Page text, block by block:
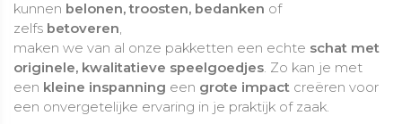
kunnen belonen, troosten, bedanken of
zelfs betoveren,
maken we van al onze pakketten een echte schat met
originele, kwalitatieve speelgoedjes. Zo kan je met
een kleine inspanning een grote impact creëren voor
een onvergetelijke ervaring in je praktijk of zaak.